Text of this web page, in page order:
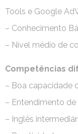
Tools e Google
– Conhecimento
– Nível médio de
Competências
– Boa capacidade
– Entendimento de
– Inglês